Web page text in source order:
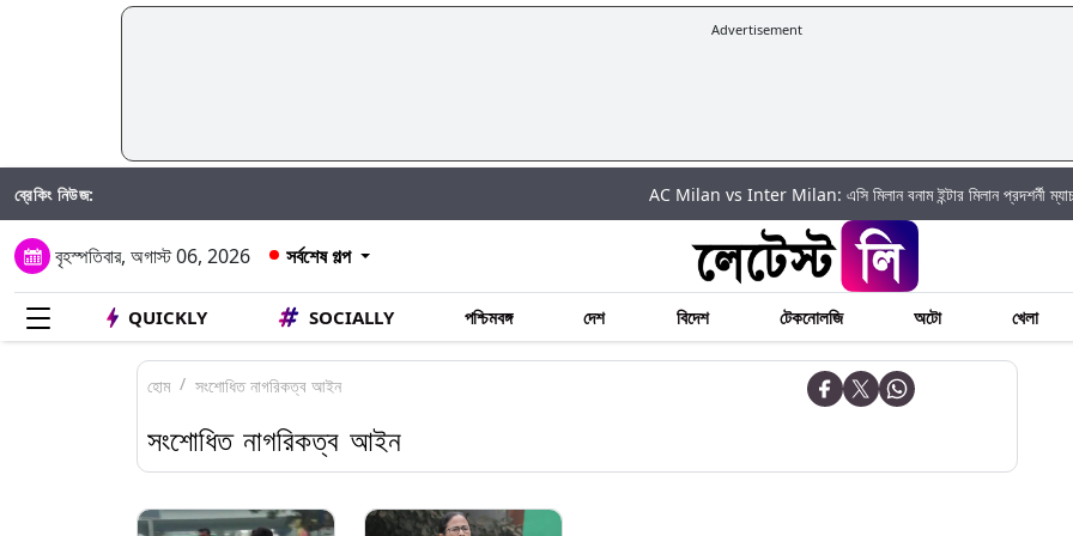
Advertisement
ব্রেকিং নিউজ: AC Milan vs Inter Milan: এসি মিলান বনাম ইন্টার মিলান প্রদশর্নী ম্যাচ ২০২৬:
বৃহস্পতিবার, অগাস্ট 06, 2026 সর্বশেষ গল্প
QUICKLY SOCIALLY পশ্চিমবঙ্গ দেশ বিদেশ টেকনোলজি অটো খেলা
হোম সংশোধিত নাগরিকত্ব আইন
সংশোধিত নাগরিকত্ব আইন